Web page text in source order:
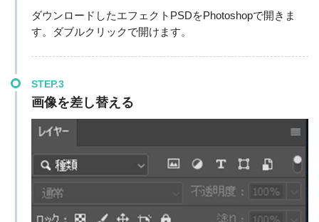
ダウンロードしたエフェクトPSDをPhotoshopで開きま
す。ダブルクリックで開けます。
STEP.3
画像を差し替える